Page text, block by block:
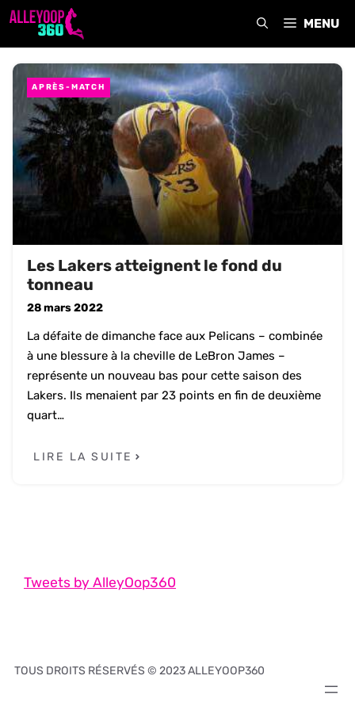
Aller
MENU
APRÈS-MATCH
Les Lakers atteignent le fond du
tonneau
28 mars 2022
La défaite de dimanche face aux Pelicans – combinée
à une blessure à la cheville de LeBron James –
représente un nouveau bas pour cette saison des
Lakers. Ils menaient par 23 points en fin de deuxième
quart…
LIRE LA SUITE
Tweets by AlleyOop360
TOUS DROITS RÉSERVÉS © 2023 ALLEYOOP360